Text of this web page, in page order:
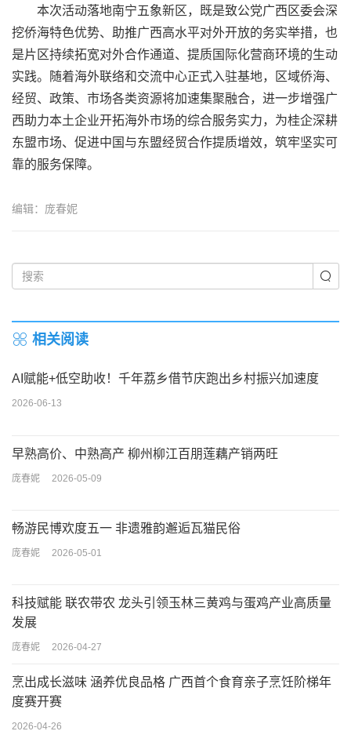
本次活动落地南宁五象新区，既是致公党广西区委会深
挖侨海特色优势、助推广西高水平对外开放的务实举措，也
是片区持续拓宽对外合作通道、提质国际化营商环境的生动
实践。随着海外联络和交流中心正式入驻基地，区域侨海、
经贸、政策、市场各类资源将加速集聚融合，进一步增强广
西助力本土企业开拓海外市场的综合服务实力，为桂企深耕
东盟市场、促进中国与东盟经贸合作提质增效，筑牢坚实可
靠的服务保障。
编辑：庞春妮
相关阅读
AI赋能+低空助收！千年荔乡借节庆跑出乡村振兴加速度
2026-06-13
早熟高价、中熟高产 柳州柳江百朋莲藕产销两旺
庞春妮 2026-05-09
畅游民博欢度五一 非遗雅韵邂逅瓦猫民俗
庞春妮 2026-05-01
科技赋能 联农带农 龙头引领玉林三黄鸡与蛋鸡产业高质量
发展
庞春妮 2026-04-27
烹出成长滋味 涵养优良品格 广西首个食育亲子烹饪阶梯年
度赛开赛
2026-04-26